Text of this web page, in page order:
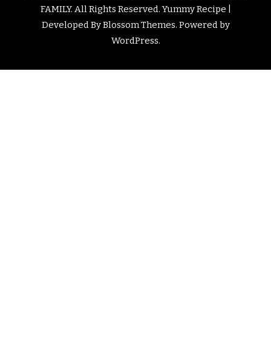
FAMILY. All Rights Reserved.Yummy Recipe |
Developed ByBlossom Themes. Powered by
WordPress.